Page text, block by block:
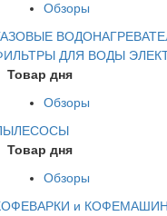
Обзоры
ДЛЯ ВОДЫ
Товар дня
Обзоры
Товар дня
Обзоры
и